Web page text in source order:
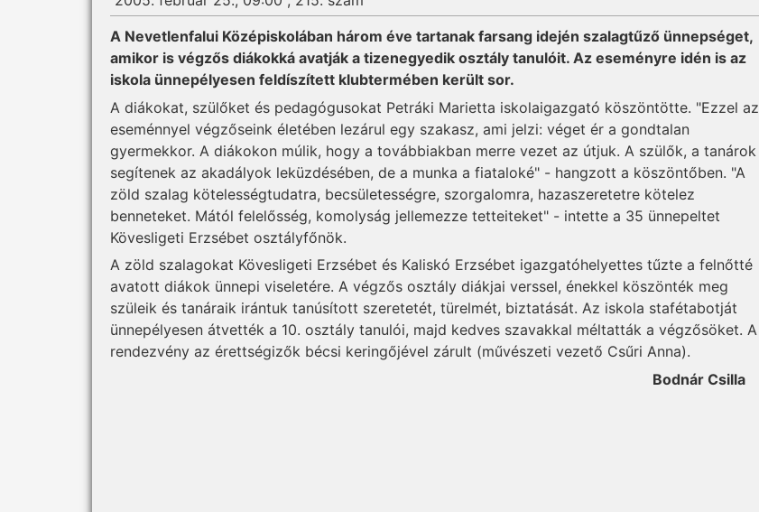
A Nevetlenfalui Középiskolában három éve tartanak farsang idején szalagtűző ünnepséget,
amikor is végzős diákokká avatják a tizenegyedik osztály tanulóit. Az eseményre idén is az
iskola ünnepélyesen feldíszített klubtermében került sor.
A diákokat, szülőket és pedagógusokat Petráki Marietta iskolaigazgató köszöntötte. "Ezzel az
eseménnyel végzőseink életében lezárul egy szakasz, ami jelzi: véget ér a gondtalan
gyermekkor. A diákokon múlik, hogy a továbbiakban merre vezet az útjuk. A szülők, a tanárok
segítenek az akadályok leküzdésében, de a munka a fiataloké" - hangzott a köszöntőben. "A
zöld szalag kötelességtudatra, becsületességre, szorgalomra, hazaszeretetre kötelez
benneteket. Mától felelősség, komolyság jellemezze tetteiteket" - intette a 35 ünnepeltet
Kövesligeti Erzsébet osztályfőnök.
A zöld szalagokat Kövesligeti Erzsébet és Kaliskó Erzsébet igazgatóhelyettes tűzte a felnőtté
avatott diákok ünnepi viseletére. A végzős osztály diákjai verssel, énekkel köszönték meg
szüleik és tanáraik irántuk tanúsított szeretetét, türelmét, biztatását. Az iskola stafétabotját
ünnepélyesen átvették a 10. osztály tanulói, majd kedves szavakkal méltatták a végzősöket. A
rendezvény az érettségizők bécsi keringőjével zárult (művészeti vezető Csűri Anna).
Bodnár Csilla